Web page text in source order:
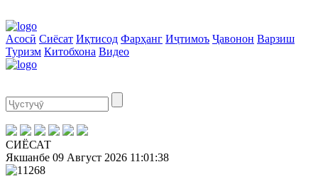
Асосӣ Сиёсат Иқтисод Фарҳанг Иҷтимоъ Ҷавонон Варзиш
Туризм Китобхона Видео
СИЁСАТ
Якшанбе 09 Август 2026 11:01:38